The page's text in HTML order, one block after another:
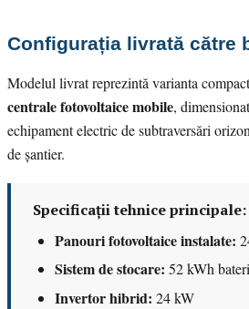
Configurația livrată către
Modelul livrat reprezintă varianta
centrale fotovoltaice mobile,
echipament electric de subtraversări
de șantier.
Specificații tehnice principale:
Panouri fotovoltaice instalate:
Sistem de stocare: 52 kWh
Invertor hibrid: 24 kW